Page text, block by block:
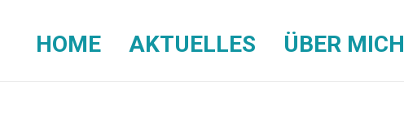
HOME AKTUELLES ÜBER MICH